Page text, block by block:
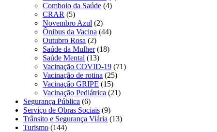
Comboio da Saúde (4)
CRAR (5)
Novembro Azul (2)
Ônibus da Vacina (44)
Outubro Rosa (2)
Saúde da Mulher(18)
Saúde Mental (13)
Vacinação COVID-19 (71)
Vacinação de rotina (25)
Vacinação GRIPE (15)
Vacinação Pediátrica (21)
Segurança Pública (6)
Serviço de Obras Sociais (9)
Trânsito e Segurança Viária (13)
Turismo (144)